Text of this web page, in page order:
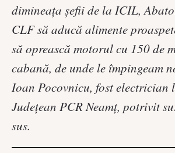
dimineaţa şefii de la ICIL,
CLF să aducă alimente
să oprească motorul cu 150 de
cabană, de unde le împingeam
Ioan Pocovnicu, fost electrician
Judeţean PCR Neamţ, potrivit
sus.